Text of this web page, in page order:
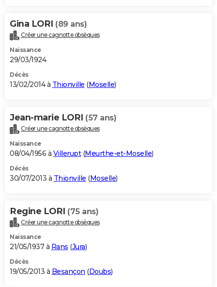
Gina LORI (89 ans)
Créer une cagnotte obsèques
Naissance
29/03/1924
Décès
13/02/2014 à Thionville (Moselle)
Jean-marie LORI (57 ans)
Créer une cagnotte obsèques
Naissance
08/04/1956 à Villerupt(Meurthe-et-Moselle)
Décès
30/07/2013 à Thionville (Moselle)
Regine LORI (75 ans)
Créer une cagnotte obsèques
Naissance
21/05/1937 à Rans (Jura)
Décès
19/05/2013 à Besançon (Doubs)